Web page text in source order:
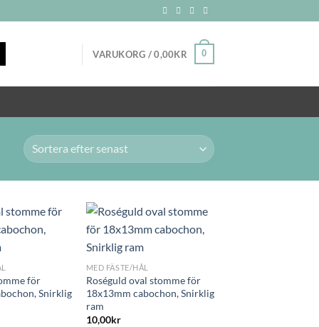
VARUKORG /0,00KR 0
för
Snirklig
+
MED FÄSTE/HÅL
Roséguld oval stomme för
18x13mm cabochon, Snirklig
ram
10,00kr